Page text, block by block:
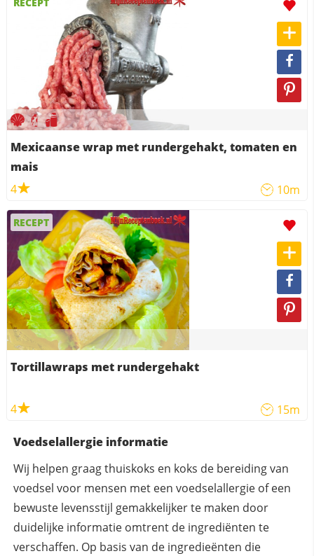
Mexicaanse wrap met rundergehakt, tomaten en
mais
4
10m
RECEPT
Tortillawraps met rundergehakt
4 15m
Voedselallergie informatie
Wij helpen graag thuiskoks en koks de bereiding van
voedsel voor mensen met een voedselallergie of een
bewuste levensstijl gemakkelijker te maken door
duidelijke informatie omtrent de ingrediënten te
verschaffen. Op basis van de ingredieënten die